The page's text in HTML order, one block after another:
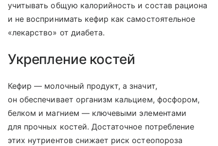
учитывать общую калорийность и состав рациона
и не воспринимать кефир как самостоятельное
«лекарство» от диабета.
Укрепление костей
Кефир — молочный продукт, а значит,
он обеспечивает организм кальцием, фосфором,
белком и магнием — ключевыми элементами
для прочных костей. Достаточное потребление
этих нутриентов снижает риск остеопороза